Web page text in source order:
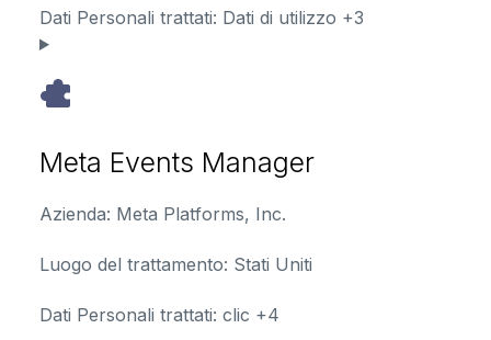
Dati Personali trattati: Dati di utilizzo +3
Meta Events Manager
Azienda: Meta Platforms, Inc.
Luogo del trattamento: Stati Uniti
Dati Personali trattati: clic +4